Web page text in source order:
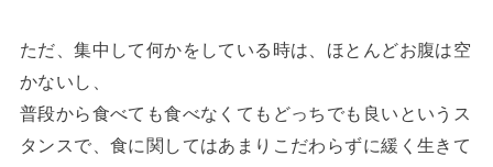
ただ、集中して何かをしている時は、ほとんどお腹は空
かないし、
普段から食べても食べなくてもどっちでも良いというス
タンスで、食に関してはあまりこだわらずに緩く生きて